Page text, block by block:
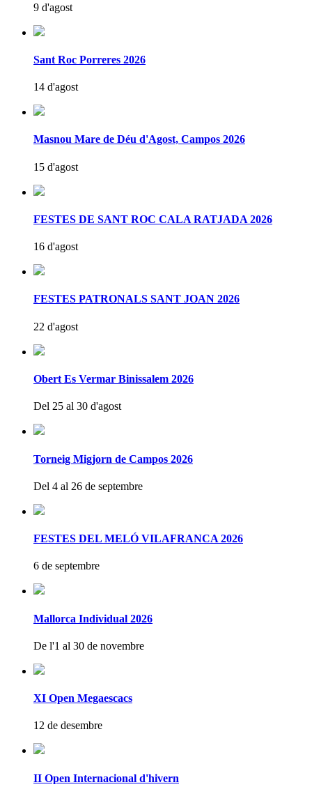
9 d'agost
Sant Roc Porreres 2026
14 d'agost
Masnou Mare de Déu d'Agost, Campos 2026
15 d'agost
FESTES DE SANT ROC CALA RATJADA 2026
16 d'agost
FESTES PATRONALS SANT JOAN 2026
22 d'agost
Obert Es Vermar Binissalem 2026
Del 25 al 30 d'agost
Torneig Migjorn de Campos 2026
Del 4 al 26 de septembre
FESTES DEL MELÓ VILAFRANCA 2026
6 de septembre
Mallorca Individual 2026
De l'1 al 30 de novembre
XI Open Megaescacs
12 de desembre
II Open Internacional d'hivern